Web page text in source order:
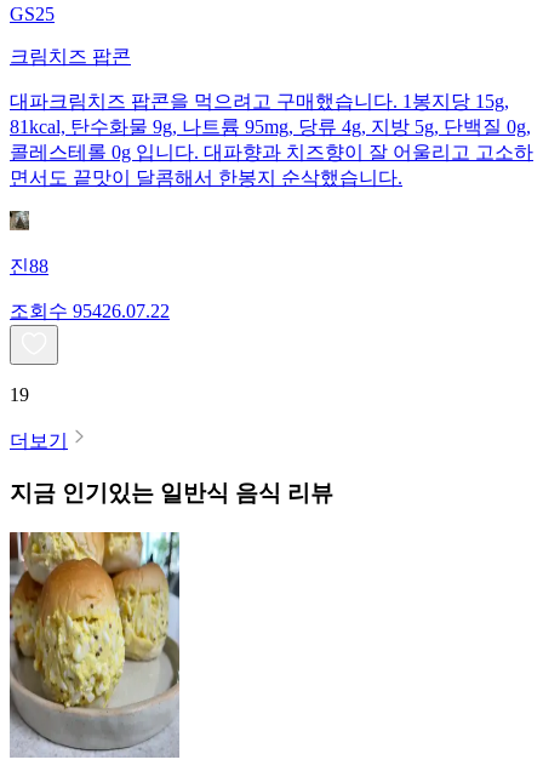
GS25
크림치즈 팝콘
대파크림치즈 팝콘을 먹으려고 구매했습니다. 1봉지당 15g,
81kcal, 탄수화물 9g, 나트륨 95mg, 당류 4g, 지방 5g, 단백질 0g,
콜레스테롤 0g 입니다. 대파향과 치즈향이 잘 어울리고 고소하
면서도 끝맛이 달콤해서 한봉지 순삭했습니다.
진88
조회수 95426.07.22
19
더보기
지금 인기있는 일반식 음식 리뷰